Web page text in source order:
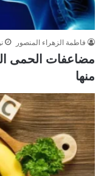
فاطمة الزهراء المنصور
مضاعفات الحمى
منها